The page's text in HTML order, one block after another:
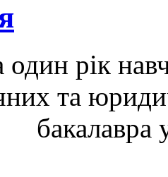
один рік
та
бакалавра